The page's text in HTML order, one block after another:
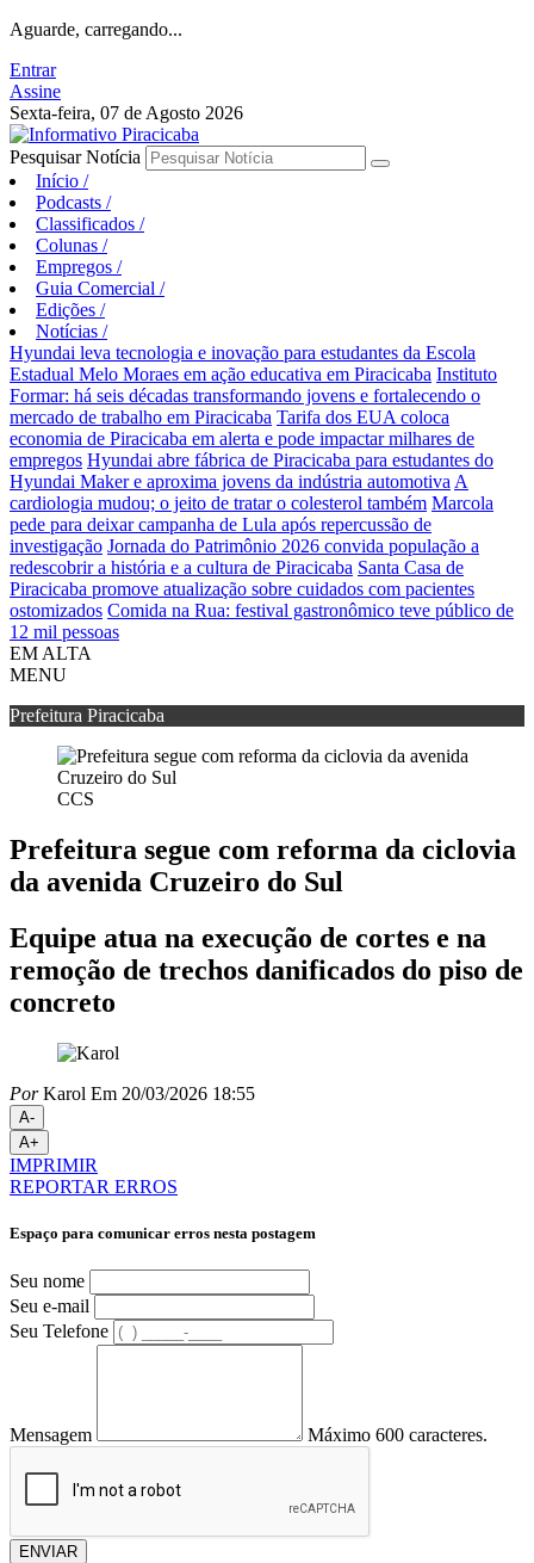
Aguarde, carregando...
Entrar
Assine
Sexta-feira, 07 de Agosto 2026
Pesquisar Notícia
Início /
Podcasts /
Classificados /
Colunas /
Empregos /
Guia Comercial /
Edições /
Notícias /
Hyundai leva tecnologia e inovação para estudantes da Escola
Estadual Melo Moraes em ação educativa em Piracicaba Instituto
Formar: há seis décadas transformando jovens e fortalecendo o
mercado de trabalho em Piracicaba Tarifa dos EUA coloca
economia de Piracicaba em alerta e pode impactar milhares de
empregos Hyundai abre fábrica de Piracicaba para estudantes do
Hyundai Maker e aproxima jovens da indústria automotiva A
cardiologia mudou; o jeito de tratar o colesterol também Marcola
pede para deixar campanha de Lula após repercussão de
investigação Jornada do Patrimônio 2026 convida população a
redescobrir a história e a cultura de Piracicaba Santa Casa de
Piracicaba promove atualização sobre cuidados com pacientes
ostomizados Comida na Rua: festival gastronômico teve público de
12 mil pessoas
EM ALTA
MENU
Prefeitura Piracicaba
CCS
Prefeitura segue com reforma da ciclovia
da avenida Cruzeiro do Sul
Equipe atua na execução de cortes e na
remoção de trechos danificados do piso de
concreto
PorKarol Em 20/03/2026 18:55
A-
A+
IMPRIMIR
REPORTAR ERROS
Espaço para comunicar erros nesta postagem
Seu nome
Seu e-mail
Seu Telefone
Mensagem Máximo 600 caracteres.
ENVIAR